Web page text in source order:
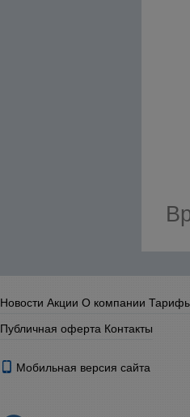
Новости Акции О компании
Публичная оферта Контакты
Мобильная версия сайта